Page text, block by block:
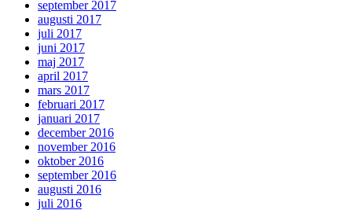
september 2017
augusti 2017
juli 2017
juni 2017
maj 2017
april 2017
mars 2017
februari 2017
januari 2017
december 2016
november 2016
oktober 2016
september 2016
augusti 2016
juli 2016